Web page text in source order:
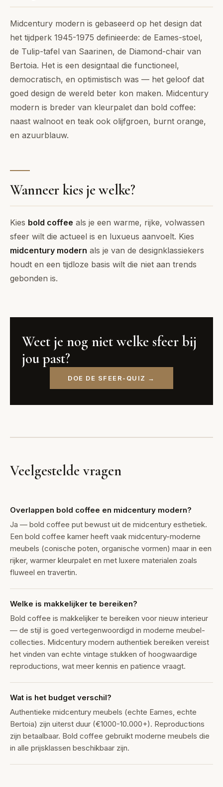
Midcentury modern is gebaseerd op het design dat
het tijdperk 1945-1975 definieerde: de Eames-stoel,
de Tulip-tafel van Saarinen, de Diamond-chair van
Bertoia. Het is een designtaal die functioneel,
democratisch, en optimistisch was — het geloof dat
goed design de wereld beter kon maken. Midcentury
modern is breder van kleurpalet dan bold coffee:
naast walnoot en teak ook olijfgroen, burnt orange,
en azuurblauw.
Wanneer kies je welke?
Kies bold coffee als je een warme, rijke, volwassen
sfeer wilt die actueel is en luxueus aanvoelt. Kies
midcentury modern als je van de designklassiekers
houdt en een tijdloze basis wilt die niet aan trends
gebonden is.
Weet je nog niet welke sfeer bij
jou past?
DOE DE SFEER-QUIZ →
Veelgestelde vragen
Overlappen bold coffee en midcentury modern?
Ja — bold coffee put bewust uit de midcentury esthetiek.
Een bold coffee kamer heeft vaak midcentury-moderne
meubels (conische poten, organische vormen) maar in een
rijker, warmer kleurpalet en met luxere materialen zoals
fluweel en travertin.
Welke is makkelijker te bereiken?
Bold coffee is makkelijker te bereiken voor nieuw interieur
— de stijl is goed vertegenwoordigd in moderne meubel-
collecties. Midcentury modern authentiek bereiken vereist
het vinden van echte vintage stukken of hoogwaardige
reproductions, wat meer kennis en patience vraagt.
Wat is het budget verschil?
Authentieke midcentury meubels (echte Eames, echte
Bertoia) zijn uiterst duur (€1000-10.000+). Reproductions
zijn betaalbaar. Bold coffee gebruikt moderne meubels die
in alle prijsklassen beschikbaar zijn.